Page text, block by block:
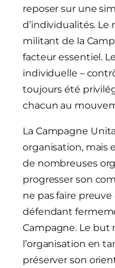
reposer sur une
d’individualités.
militant de la
facteur essentiel.
individuelle –
toujours été
chacun au
La Campagne
organisation, mais
de nombreuses
progresser son
ne pas faire
défendant
Campagne. Le but
l’organisation en
préserver son